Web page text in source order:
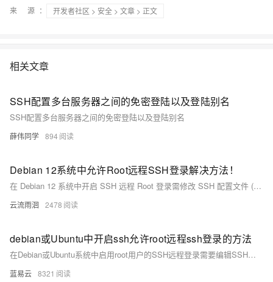
来 源：
开发者社区 > 安全 > 文章 > 正文
相关文章
SSH配置多台服务器之间的免密登陆以及登陆别名
SSH配置多台服务器之间的免密登陆以及登陆别名
薛伟同学 894
Debian 12系统中允许Root远程SSH登录解决方法！
在 Debian 12 系统中开启 SSH 远程 Root 登录需修改 SSH 配置文件 (`sshd_config`)，将 `PermitRootLogin` 设置为 `yes` 并确保密码认证启用。完成后重启 SSH 服务并验证连接。若防火墙启用，需放行端口 22。注意，直接开放 Root 登录可能带来安全风险，建议使用普通用户登录后切换至 Root。
云流雨洄 2478
debian或Ubuntu中开启ssh允许root远程ssh登录的方法
在Debian或Ubuntu系统中启用root用户的SSH远程登录需要编辑SSH配置文件、设置root密码并重启SSH服务。虽然这可以在某些情况下提供便利，但必须注意安全性，通过使用强密码、限制IP访问、使用SSH密钥认证等方法来保护服务器的安全。
蓝易云 8321